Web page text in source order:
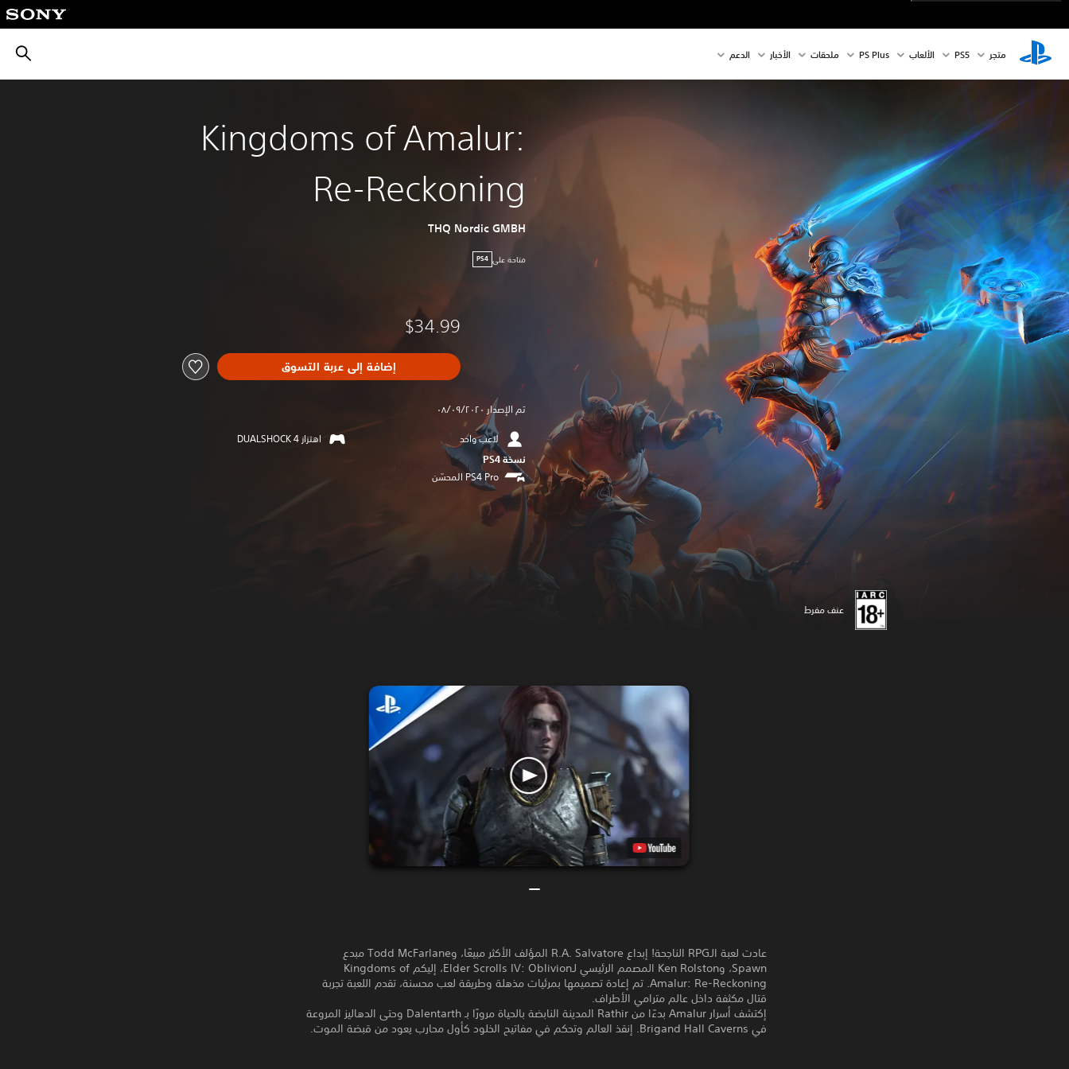
متجر PS5‏ الألعاب PS Plus ملحقات الأخبار الدعم
Kingdoms of Amalur:
Re-Reckoning
THQ Nordic GMBH
متاحة على PS4
$34.99
إضافة إلى عربة التسوق
تم الإصدار ٠٨/٠٩/٢٠٢٠
لاعب واحد
نسخة PS4‏
اهتزاز DUALSHOCK 4‏
عنف مفرط
عادت لعبة الـRPG الناجحة! إبداع R.A. Salvatore المؤلف الأكثر مبيعًا، وTodd McFarlane مبدع
Spawn، وKen Rolston المصمم الرئيسي لـElder Scrolls IV: Oblivion، إليكم Kingdoms of
Amalur: Re-Reckoning. تم إعادة تصميمها بمرئيات مذهلة وطريقة لعب محسنة، تقدم اللعبة تجربة
قتال مكثفة داخل عالم مترامي الأطراف.
إكتشف أسرار Amalur بدءًا من Rathir المدينة النابضة بالحياة مرورًا بـ Dalentarth وحتى الدهاليز المروعة
في Brigand Hall Caverns. إنقذ العالم وتحكم في مفاتيح الخلود كأول محارب يعود من قبضة الموت.